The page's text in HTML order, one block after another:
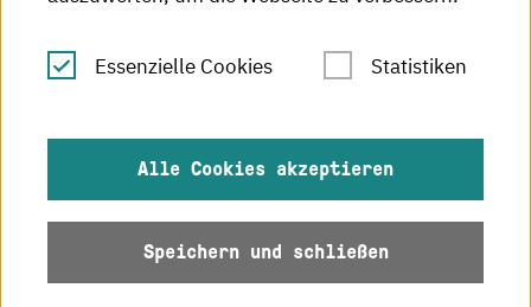
Leichte Sprache
Datenschutz
Barrierefreiheit
Essenzielle Cookies Statistiken
Alle Cookies akzeptieren
Speichern und schließen